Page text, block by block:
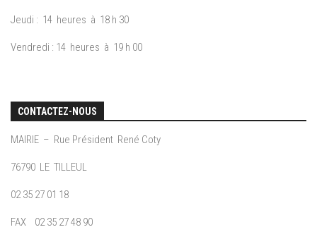
Jeudi : 14 heures à 18 h 30
Vendredi : 14 heures à 19 h 00
CONTACTEZ-NOUS
MAIRIE – Rue Président René Coty
76790 LE TILLEUL
02 35 27 01 18
FAX 02 35 27 48 90